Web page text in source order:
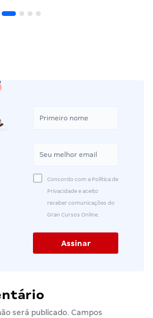
Concordo com a Política de
Privacidade e aceito
receber comunicações do
Gran Cursos Online.
será publicado. Campos